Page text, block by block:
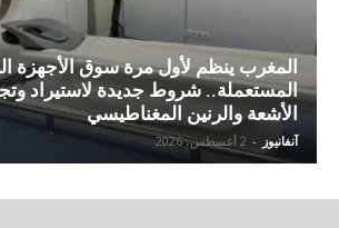
المغرب ينظم لأول مرة سوق الأجهزة
المستعملة.. شروط جديدة لاستيراد
الأشعة والرنين المغناطيسي
آنفانيوز - 2 أغسطس، 2026